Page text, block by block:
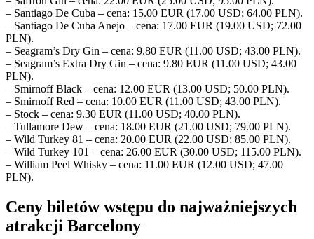
– Santiago De Cuba – cena: 15.00 EUR (17.00 USD; 64.00 PLN).
– Santiago De Cuba Anejo – cena: 17.00 EUR (19.00 USD; 72.00
PLN).
– Seagram’s Dry Gin – cena: 9.80 EUR (11.00 USD; 43.00 PLN).
– Seagram’s Extra Dry Gin – cena: 9.80 EUR (11.00 USD; 43.00
PLN).
– Smirnoff Black – cena: 12.00 EUR (13.00 USD; 50.00 PLN).
– Smirnoff Red – cena: 10.00 EUR (11.00 USD; 43.00 PLN).
– Stock – cena: 9.30 EUR (11.00 USD; 40.00 PLN).
– Tullamore Dew – cena: 18.00 EUR (21.00 USD; 79.00 PLN).
– Wild Turkey 81 – cena: 20.00 EUR (22.00 USD; 85.00 PLN).
– Wild Turkey 101 – cena: 26.00 EUR (30.00 USD; 115.00 PLN).
– William Peel Whisky – cena: 11.00 EUR (12.00 USD; 47.00
PLN).
Ceny biletów wstępu do najważniejszych
atrakcji Barcelony